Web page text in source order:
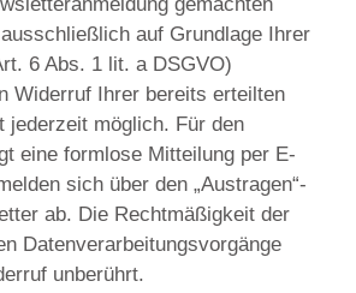
auf Grundlage Ihrer
6 Abs. 1 lit. a DSGVO)
Widerruf Ihrer bereits erteilten
jederzeit möglich. Für den
eine formlose Mitteilung per E-
sich über den „Austragen“-
ab. Die Rechtmäßigkeit der
Datenverarbeitungsvorgänge
unberührt.